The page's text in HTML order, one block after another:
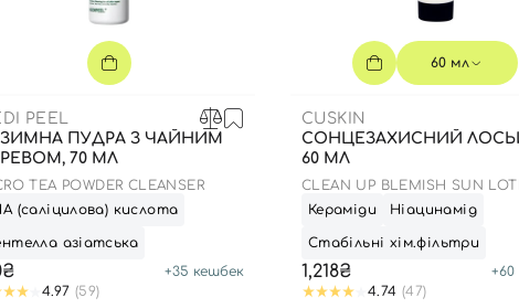
PEEL
ПУДРА З ЧАЙНИМ
70 МЛ
TEA POWDER CLEANSER
(саліцилова) кислота
азіатська
+35 кешбек
4.97 (59)
60 мл
CUSKIN
СОНЦЕЗАХИСНИЙ
60 МЛ
CLEAN UP BLEMISH SUN
SPF 50+ PA++++
Кераміди Ніацинамід
Стабільні хім.фільтри
1,218₴ +60
4.74 (47)
Увійти за допомогою e-mail